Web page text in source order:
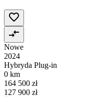
Nowe
2024
Hybryda Plug-in
0 km
164 500 zł
127 900 zł